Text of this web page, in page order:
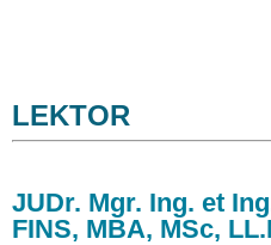
LEKTOR
JUDr. Mgr. Ing. et
FINS, MBA, MSc,